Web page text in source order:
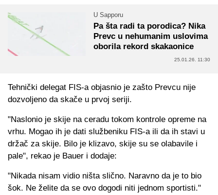
U Sapporu
Pa šta radi ta porodica? Nika
Prevc u nehumanim uslovima
oborila rekord skakaonice
25.01.26. 11:30
Tehnički delegat FIS-a objasnio je zašto Prevcu nije
dozvoljeno da skače u prvoj seriji.
"Naslonio je skije na ceradu tokom kontrole opreme na
vrhu. Mogao ih je dati službeniku FIS-a ili da ih stavi u
držač za skije. Bilo je klizavo, skije su se olabavile i
pale", rekao je Bauer i dodaje:
"Nikada nisam vidio ništa slično. Naravno da je to bio
šok. Ne želite da se ovo dogodi niti jednom sportisti."